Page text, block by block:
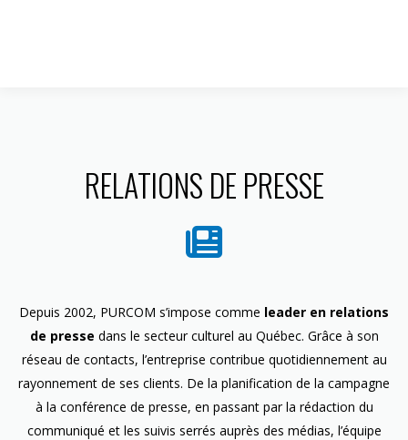
RELATIONS DE PRESSE
Depuis 2002, PURCOM s’impose comme leader en relations
de presse dans le secteur culturel au Québec. Grâce à son
réseau de contacts, l’entreprise contribue quotidiennement au
rayonnement de ses clients. De la planification de la campagne
à la conférence de presse, en passant par la rédaction du
communiqué et les suivis serrés auprès des médias, l’équipe